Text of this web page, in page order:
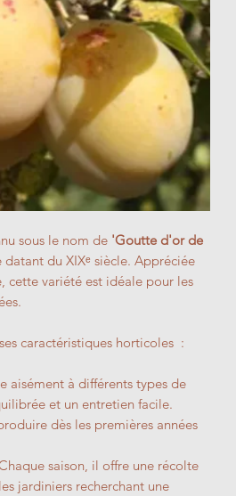
sous le nom de 'Goutte d'or de
du XIXᵉ siècle. Appréciée
cette variété est idéale pour les
caractéristiques horticoles :
aisément à différents types de
et un entretien facile.
dès les premières années
saison, il offre une récolte
jardiniers recherchant une